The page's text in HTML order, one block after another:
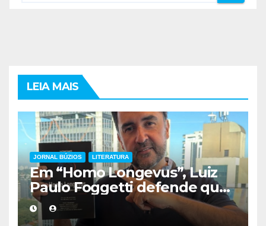
LEIA MAIS
JORNAL BÚZIOS LITERATURA
Em “Homo Longevus”, Luiz
Paulo Foggetti defende que
viver mais exigirá uma nova
forma de encarar a vida